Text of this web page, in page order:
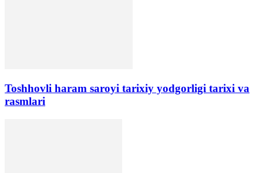
Toshhovli haram saroyi tarixiy yodgorligi tarixi va
rasmlari